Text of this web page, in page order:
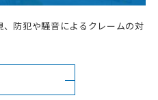
防犯や騒音によるクレームの対